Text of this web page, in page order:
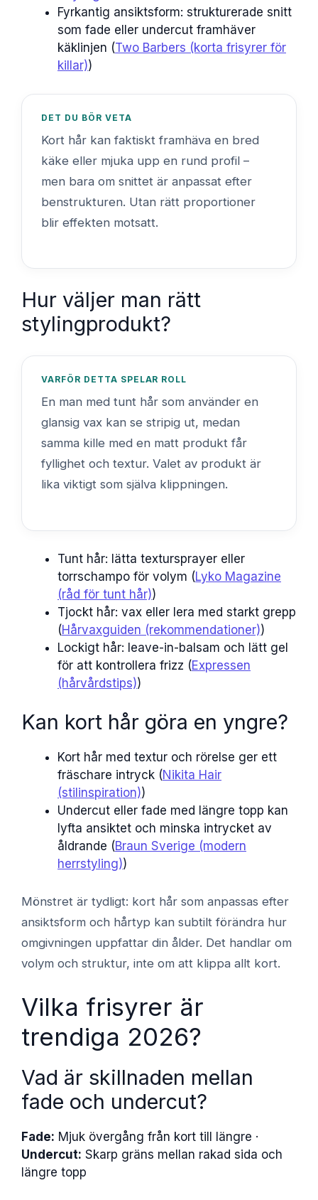
Fyrkantig ansiktsform: strukturerade snitt
som fade eller undercut framhäver
käklinjen (Two Barbers (korta frisyrer för
killar))
DET DU BÖR VETA
Kort hår kan faktiskt framhäva en bred
käke eller mjuka upp en rund profil –
men bara om snittet är anpassat efter
benstrukturen. Utan rätt proportioner
blir effekten motsatt.
Hur väljer man rätt
stylingprodukt?
VARFÖR DETTA SPELAR ROLL
En man med tunt hår som använder en
glansig vax kan se stripig ut, medan
samma kille med en matt produkt får
fyllighet och textur. Valet av produkt är
lika viktigt som själva klippningen.
Tunt hår: lätta textursprayer eller
torrschampo för volym (Lyko Magazine
(råd för tunt hår))
Tjockt hår: vax eller lera med starkt grepp
(Hårvaxguiden (rekommendationer))
Lockigt hår: leave-in-balsam och lätt gel
för att kontrollera frizz (Expressen
(hårvårdstips))
Kan kort hår göra en yngre?
Kort hår med textur och rörelse ger ett
fräschare intryck (Nikita Hair
(stilinspiration))
Undercut eller fade med längre topp kan
lyfta ansiktet och minska intrycket av
åldrande (Braun Sverige (modern
herrstyling))
Mönstret är tydligt: kort hår som anpassas efter
ansiktsform och hårtyp kan subtilt förändra hur
omgivningen uppfattar din ålder. Det handlar om
volym och struktur, inte om att klippa allt kort.
Vilka frisyrer är
trendiga 2026?
Vad är skillnaden mellan
fade och undercut?
Fade: Mjuk övergång från kort till längre ·
Undercut: Skarp gräns mellan rakad sida och
längre topp